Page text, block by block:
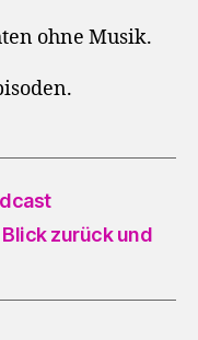
ohne Musik.
Blick zurück und